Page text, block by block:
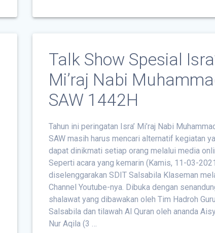
Talk Show Spesial
Mi’raj Nabi
SAW 1442H
Tahun ini peringatan Isra’ Mi’raj Nabi
SAW masih harus mencari alternatif kegiatan
dapat dinikmati setiap orang melalui media
Seperti acara yang kemarin (Kamis, 11-03-
diselenggarakan SDIT Salsabila Klaseman
Channel Youtube-nya. Dibuka dengan
shalawat yang dibawakan oleh Tim Hadroh Guru
Salsabila dan tilawah Al Quran oleh ananda
Nur Aqila (3 …